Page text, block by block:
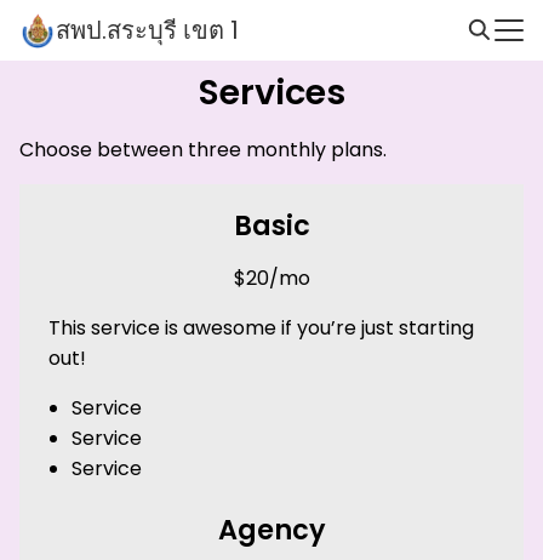
Skip
สพป.สระบุรี เขต 1
Services
Choose between three monthly plans.
Basic
$20/mo
This service is awesome if you’re just starting
out!
Service
Service
Service
Agency